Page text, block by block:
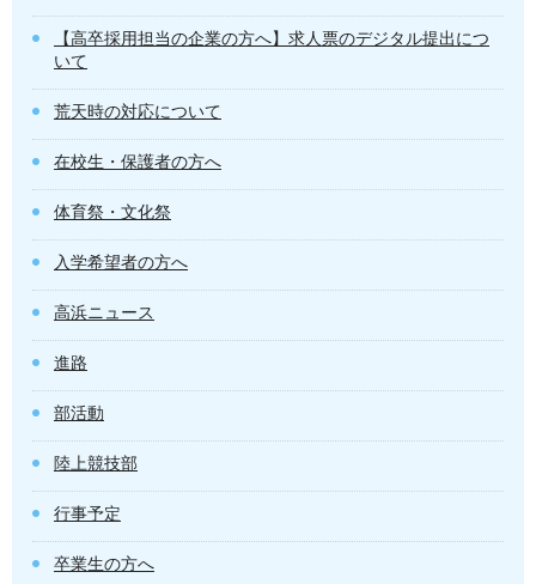
【高卒採用担当の企業の方へ】求人票のデジタル提出につ
いて
荒天時の対応について
在校生・保護者の方へ
体育祭・文化祭
入学希望者の方へ
高浜ニュース
進路
部活動
陸上競技部
行事予定
卒業生の方へ